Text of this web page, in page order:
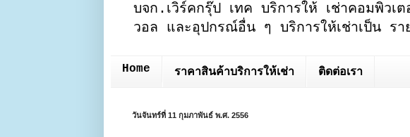
บจก.เวิร์คกรุ๊ป เทค บริการให้ เช่าคอมพิว
วอล และอุปกรณ์อื่น ๆ บริการให้เช่าเป็น รา
Home ราคาสินค้าบริการให้เช่า ติดต่อเรา
วันจันทร์ที่ 11 กุมภาพันธ์ พ.ศ. 2556